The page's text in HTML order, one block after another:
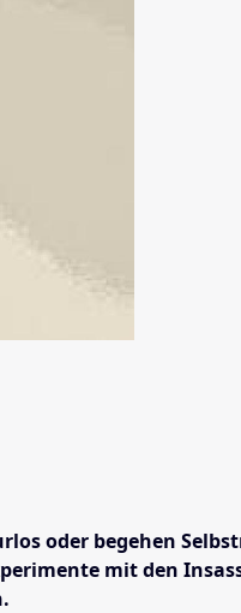
oder begehen
mit den